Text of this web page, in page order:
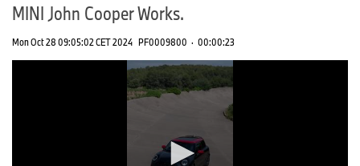
MINI John Cooper Works.
Mon Oct 28 09:05:02 CET 2024 PF0009800 · 00:00:23